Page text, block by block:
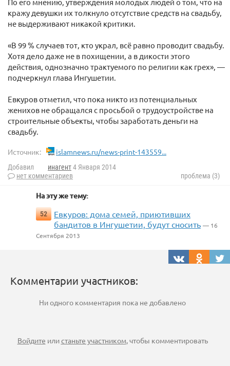
кражу девушки их толкнуло отсутствие средств на свадьбу,
не выдерживают никакой критики.
«В 99 % случаев тот, кто украл, всё равно проводит свадьбу.
Хотя дело даже не в похищении, а в дикости этого
действия, однозначно трактуемого по религии как грех», —
подчеркнул глава Ингушетии.
Евкуров отметил, что пока никто из потенциальных
женихов не обращался с просьбой о трудоустройстве на
строительные объекты, чтобы заработать деньги на
свадьбу.
Источник: islamnews.ru/news-print-143559...
Добавил инагент4 Января 2014
нет комментариев
проблема (3)
На эту же тему:
52
Евкуров: дома семей, приютивших
бандитов в Ингушетии, будут сносить — 16
Сентября 2013
Комментарии участников:
Ни одного комментария пока не добавлено
Войдите илистаньте участником, чтобы комментировать